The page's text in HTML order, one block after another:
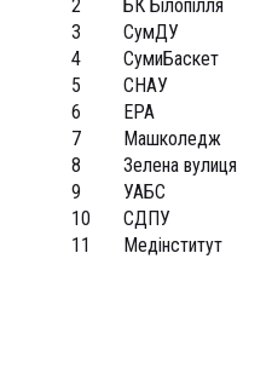
2 БК Білопілля
3
СумДУ
4
СумиБаскет
5
СНАУ
6
ЕРА
7
Машколедж
8
Зелена вулиця
9
УАБС
10
СДПУ
11
Медінститут